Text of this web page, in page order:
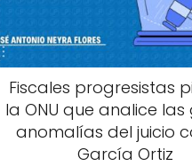
Fiscales progresistas
la ONU que analice las
anomalías del juicio
García Ortiz